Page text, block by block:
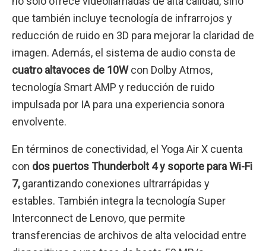
que también incluye tecnología de infrarrojos y
reducción de ruido en 3D para mejorar la claridad de
imagen. Además, el sistema de audio consta de
cuatro altavoces de 10Wcon Dolby Atmos,
tecnología Smart AMP y reducción de ruido
impulsada por IA para una experiencia sonora
envolvente.
En términos de conectividad, el Yoga Air X cuenta
con dos puertos Thunderbolt 4 y soporte para Wi-Fi
7,garantizando conexiones ultrarrápidas y
estables. También integra la tecnología Super
Interconnect de Lenovo, que permite
transferencias de archivos de alta velocidad entre